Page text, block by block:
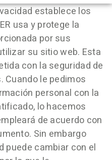
establece los
usa y protege la
por sus
su sitio web. Esta
con la seguridad de
Cuando le pedimos
personal con la
lo hacemos
de acuerdo con
Sin embargo
puede cambiar con el